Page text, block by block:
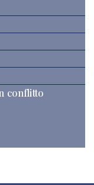
conflitto